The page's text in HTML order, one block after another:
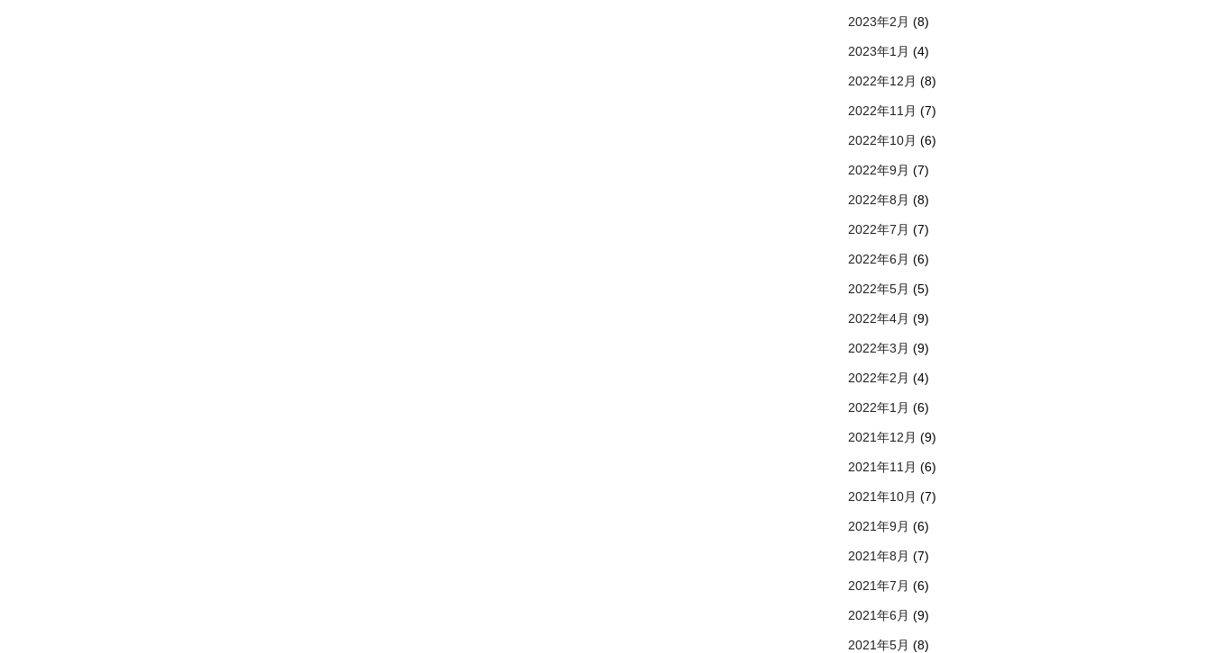
2023年2月 (8)
2023年1月 (4)
2022年12月 (8)
2022年11月 (7)
2022年10月 (6)
2022年9月 (7)
2022年8月 (8)
2022年7月 (7)
2022年6月 (6)
2022年5月 (5)
2022年4月 (9)
2022年3月 (9)
2022年2月 (4)
2022年1月 (6)
2021年12月 (9)
2021年11月 (6)
2021年10月 (7)
2021年9月 (6)
2021年8月 (7)
2021年7月 (6)
2021年6月 (9)
2021年5月 (8)